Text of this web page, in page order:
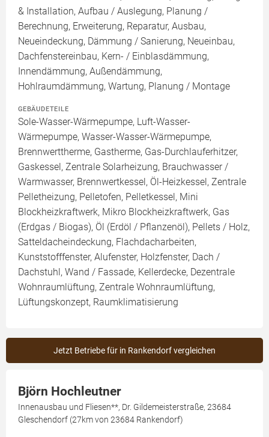
& Installation, Aufbau / Auslegung, Planung /
Berechnung, Erweiterung, Reparatur, Ausbau,
Neueindeckung, Dämmung / Sanierung, Neueinbau,
Dachfenstereinbau, Kern- / Einblasdämmung,
Innendämmung, Außendämmung,
Hohlraumdämmung, Wartung, Planung / Montage
GEBÄUDETEILE
Sole-Wasser-Wärmepumpe, Luft-Wasser-
Wärmepumpe, Wasser-Wasser-Wärmepumpe,
Brennwerttherme, Gastherme, Gas-Durchlauferhitzer,
Gaskessel, Zentrale Solarheizung, Brauchwasser /
Warmwasser, Brennwertkessel, Öl-Heizkessel, Zentrale
Pelletheizung, Pelletofen, Pelletkessel, Mini
Blockheizkraftwerk, Mikro Blockheizkraftwerk, Gas
(Erdgas / Biogas), Öl (Erdöl / Pflanzenöl), Pellets / Holz,
Satteldacheindeckung, Flachdacharbeiten,
Kunststofffenster, Alufenster, Holzfenster, Dach /
Dachstuhl, Wand / Fassade, Kellerdecke, Dezentrale
Wohnraumlüftung, Zentrale Wohnraumlüftung,
Lüftungskonzept, Raumklimatisierung
Jetzt Betriebe für in Rankendorf vergleichen
Björn Hochleutner
Innenausbau und Fliesen**, Dr. Gildemeisterstraße, 23684
Gleschendorf (27km von 23684 Rankendorf)